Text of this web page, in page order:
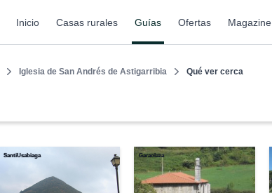
Inicio Casas rurales Guías Ofertas Magazine
Iglesia de San Andrés de Astigarribia Qué ver cerca
SantiUsabiaga Garaolaza